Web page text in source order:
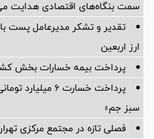
سمت بنگاه‌های اقتصادی هدایت
تقدیر و تشکر مدیرعامل پست
ارز اربعین
پرداخت بیمه خسارات بخش
پرداخت خسارت ۶
سبز جم»
فصلی تازه در مجتمع مرکزی